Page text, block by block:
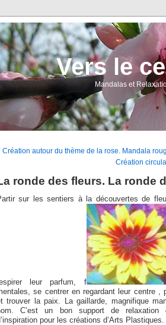
Vers le
Mandalas et
Création autour du thème de la rose. Mandala
Création
ronde des fleurs. La ronde
sur les sentiers à la découvertes de
leur parfum, f
se centrer en regardant leur centre ,
trouver la paix. La gaillarde, magnifique
C’est un bon support de relaxation
pour les créations d’Arts Plastiques.